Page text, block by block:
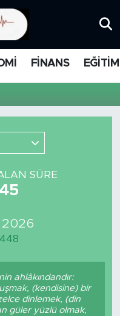
FİNANS EĞİTİM
SÜRE
ahlâkındandır:
(kendisine) bir
dinlemek, (din
güler yüzlü olmak,
ve Fikstür